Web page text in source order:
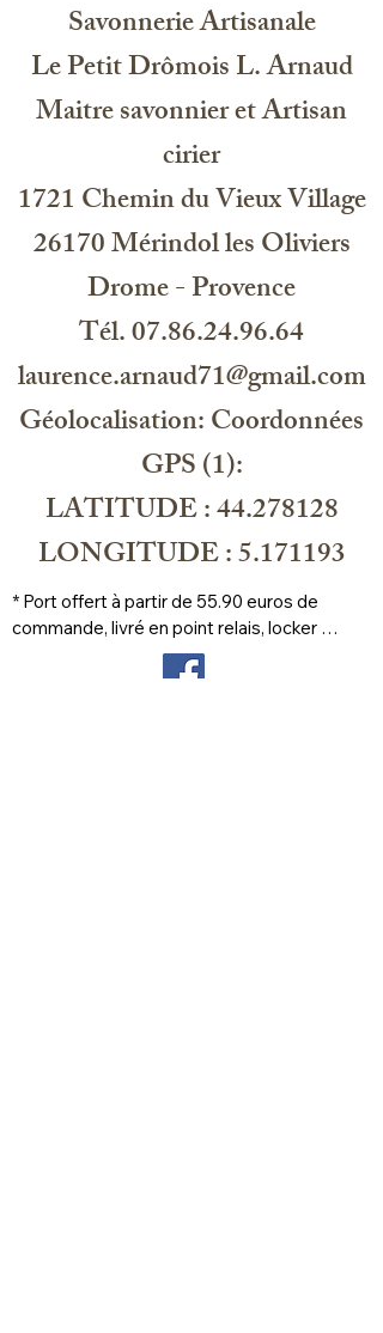
Savonnerie Artisanale
Le Petit Drômois L. Arnaud
Maitre savonnier et Artisan
cirier
1721 Chemin du Vieux Village
26170 Mérindol les Oliviers
Drome - Provence
Tél. 07.86.24.96.64
laurence.arnaud71@gmail.com
Géolocalisation: Coordonnées
GPS (1):
LATITUDE : 44.278128
LONGITUDE : 5.171193
* Port offert à partir de 55.90 euros de
commande, livré en point relais, locker